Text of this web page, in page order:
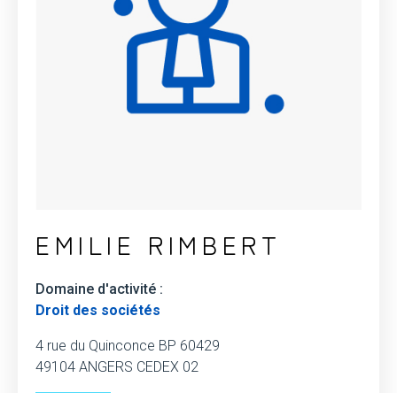
EMILIE RIMBERT
Domaine d'activité :
Droit des sociétés
4 rue du Quinconce BP 60429
49104 ANGERS CEDEX 02